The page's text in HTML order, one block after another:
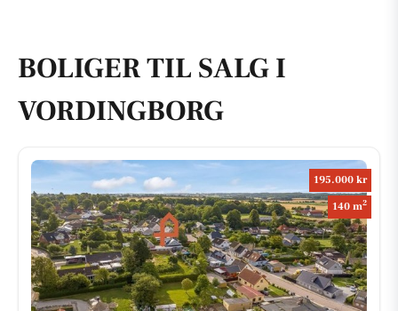
BOLIGER TIL SALG I
VORDINGBORG
195.000 kr
140 m2